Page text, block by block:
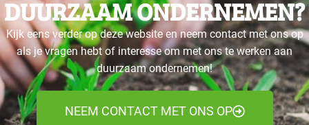
DUURZAAM ONDERNEMEN?
Kijk eens verder op deze website en neem contact met ons op
als je vragen hebt of interesse om met ons te werken aan
duurzaam ondernemen!
NEEM CONTACT MET ONS OP